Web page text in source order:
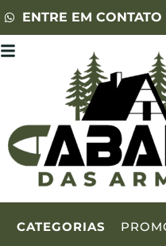
ENTRE EM
CATEGORIAS